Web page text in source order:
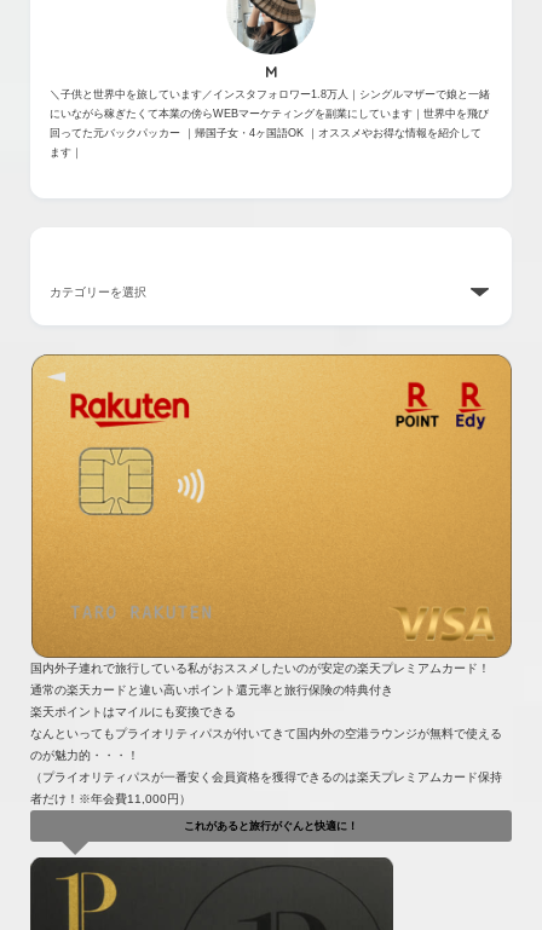
M
＼子供と世界中を旅しています／インスタフォロワー1.8万人｜シングルマザーで娘と一緒
にいながら稼ぎたくて本業の傍らWEBマーケティングを副業にしています｜世界中を飛び
回ってた元バックパッカー ｜帰国子女・4ヶ国語OK ｜オススメやお得な情報を紹介して
ます｜
国内外子連れで旅行している私がおススメしたいのが安定の楽天プレミアムカード！
通常の楽天カードと違い高いポイント還元率と旅行保険の特典付き
楽天ポイントはマイルにも変換できる
なんといってもプライオリティパスが付いてきて国内外の空港ラウンジが無料で使える
のが魅力的・・・！
（プライオリティパスが一番安く会員資格を獲得できるのは楽天プレミアムカード保持
者だけ！※年会費11,000円）
これがあると旅行がぐんと快適に！